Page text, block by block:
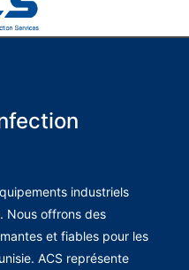
industriels
Nous offrons des
et fiables pour les
ACS représente